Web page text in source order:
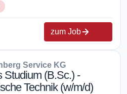
zum Job
Service KG
Studium (B.Sc.) -
Technik (w/m/d)